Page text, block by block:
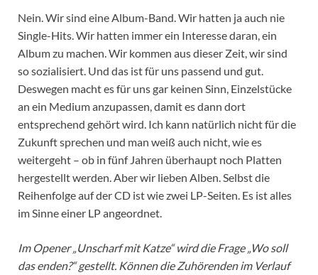
Nein. Wir sind eine Album-Band. Wir hatten ja auch nie
Single-Hits. Wir hatten immer ein Interesse daran, ein
Album zu machen. Wir kommen aus dieser Zeit, wir sind
so sozialisiert. Und das ist für uns passend und gut.
Deswegen macht es für uns gar keinen Sinn, Einzelstücke
an ein Medium anzupassen, damit es dann dort
entsprechend gehört wird. Ich kann natürlich nicht für die
Zukunft sprechen und man weiß auch nicht, wie es
weitergeht – ob in fünf Jahren überhaupt noch Platten
hergestellt werden. Aber wir lieben Alben. Selbst die
Reihenfolge auf der CD ist wie zwei LP-Seiten. Es ist alles
im Sinne einer LP angeordnet.
Im Opener „Unscharf mit Katze“ wird die Frage „Wo soll
das enden?“ gestellt. Können die Zuhörenden im Verlauf